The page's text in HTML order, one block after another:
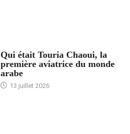
Qui était Touria Chaoui, la
première aviatrice du monde
arabe
13 juillet 2026